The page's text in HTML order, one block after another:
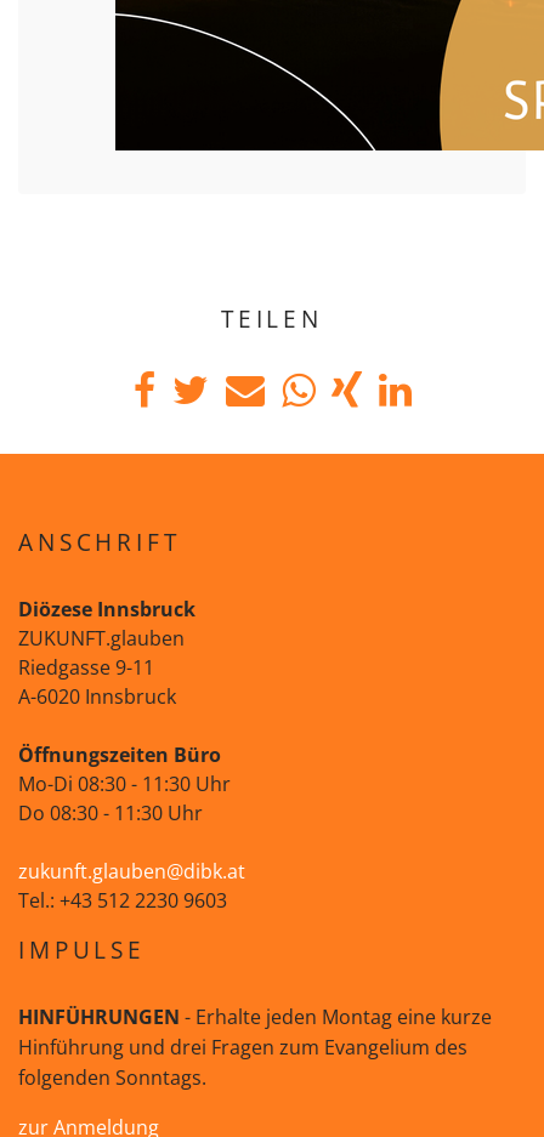
TEILEN
ANSCHRIFT
Diözese Innsbruck
ZUKUNFT.glauben
Riedgasse 9-11
A-6020 Innsbruck
Öffnungszeiten Büro
Mo-Di 08:30 - 11:30 Uhr
Do 08:30 - 11:30 Uhr
zukunft.glauben@dibk.at
Tel.: +43 512 2230 9603
IMPULSE
HINFÜHRUNGEN - Erhalte jeden Montag eine kurze
Hinführung und drei Fragen zum Evangelium des
folgenden Sonntags.
zur Anmeldung